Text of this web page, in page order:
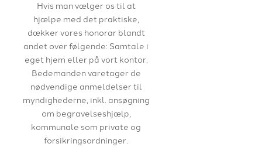
Hvis man vælger os til at
hjælpe med det praktiske,
dækker vores honorar blandt
andet over følgende: Samtale i
eget hjem eller på vort kontor.
Bedemanden varetager de
nødvendige anmeldelser til
myndighederne, inkl. ansøgning
om begravelseshjælp,
kommunale som private og
forsikringsordninger.